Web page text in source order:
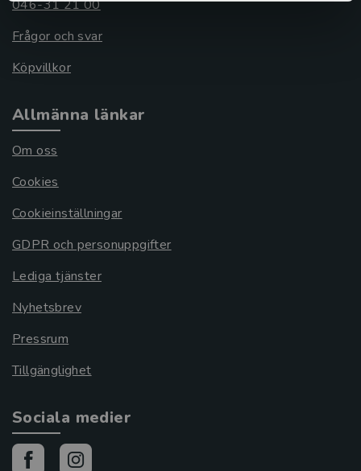
046-31 21 00
Frågor och svar
Köpvillkor
Allmänna länkar
Om oss
Cookies
Cookieinställningar
GDPR och personuppgifter
Lediga tjänster
Nyhetsbrev
Pressrum
Tillgänglighet
Sociala medier